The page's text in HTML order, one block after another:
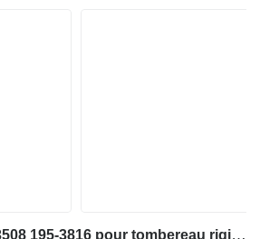
Moteur Caterpillar 3508 195-3816 pour tombereau rigide Caterpillar 777D 777C